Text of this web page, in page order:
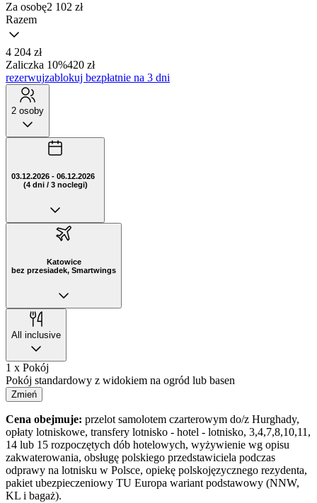
Za osobę2 102 zł
Razem
4 204 zł
Zaliczka 10%420 zł
rezerwujzablokuj bezpłatnie na 3 dni
2 osoby
03.12.2026 - 06.12.2026
(4 dni / 3 noclegi)
Katowice
bez przesiadek, Smartwings
All inclusive
1 x Pokój
Pokój standardowy z widokiem na ogród lub basen
Zmień
Cena obejmuje: przelot samolotem czarterowym do/z Hurghady,
opłaty lotniskowe, transfery lotnisko - hotel - lotnisko, 3,4,7,8,10,11,
14 lub 15 rozpoczętych dób hotelowych, wyżywienie wg opisu
zakwaterowania, obsługę polskiego przedstawiciela podczas
odprawy na lotnisku w Polsce, opiekę polskojęzycznego rezydenta,
pakiet ubezpieczeniowy TU Europa wariant podstawowy (NNW,
KL i bagaż).